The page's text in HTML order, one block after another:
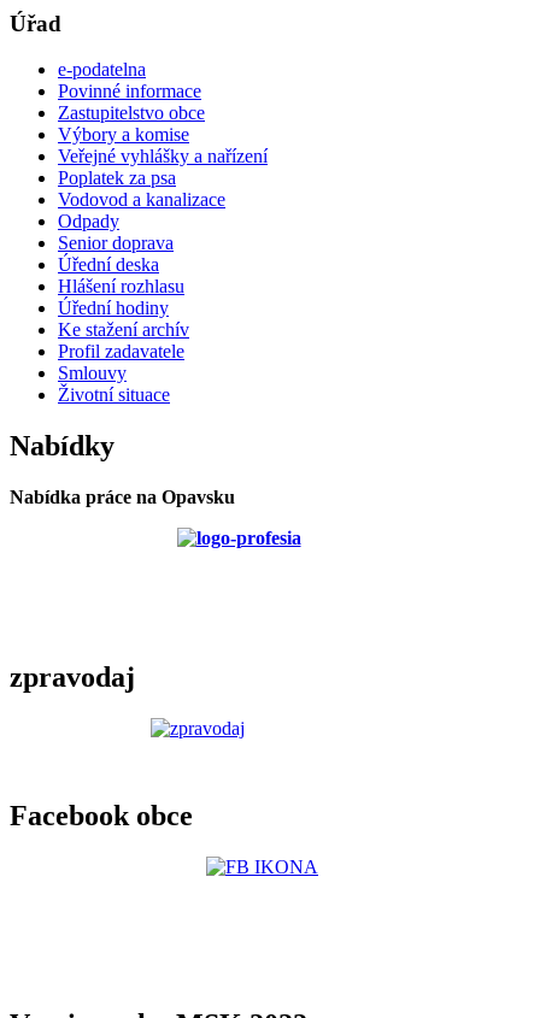
Úřad
e-podatelna
Povinné informace
Zastupitelstvo obce
Výbory a komise
Veřejné vyhlášky a nařízení
Poplatek za psa
Vodovod a kanalizace
Odpady
Senior doprava
Úřední deska
Hlášení rozhlasu
Úřední hodiny
Ke stažení archív
Profil zadavatele
Smlouvy
Životní situace
Nabídky
Nabídka práce na Opavsku
zpravodaj
Facebook obce